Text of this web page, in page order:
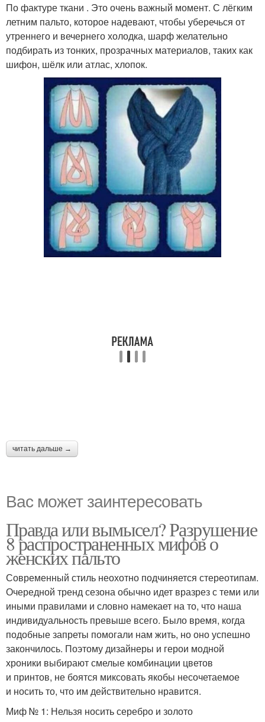
По фактуре ткани . Это очень важный момент. С лёгким
летним пальто, которое надевают, чтобы уберечься от
утреннего и вечернего холодка, шарф желательно
подбирать из тонких, прозрачных материалов, таких как
шифон, шёлк или атлас, хлопок.
читать дальше →
Вас может заинтересовать
Правда или вымысел? Разрушение
8 распространенных мифов о
женских пальто
Современный стиль неохотно подчиняется стереотипам.
Очередной тренд сезона обычно идет вразрез с теми или
иными правилами и словно намекает на то, что наша
индивидуальность превыше всего. Было время, когда
подобные запреты помогали нам жить, но оно успешно
закончилось. Поэтому дизайнеры и герои модной
хроники выбирают смелые комбинации цветов
и принтов, не боятся миксовать якобы несочетаемое
и носить то, что им действительно нравится.
Миф № 1: Нельзя носить серебро и золото